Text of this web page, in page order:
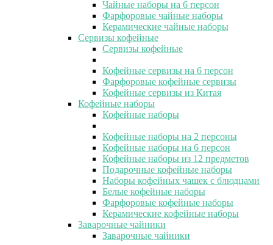
Чайные наборы на 6 персон
Фарфоровые чайные наборы
Керамические чайные наборы
Сервизы кофейные
Сервизы кофейные
Кофейные сервизы на 6 персон
Фарфоровые кофейные сервизы
Кофейные сервизы из Китая
Кофейные наборы
Кофейные наборы
Кофейные наборы на 2 персоны
Кофейные наборы на 6 персон
Кофейные наборы из 12 предметов
Подарочные кофейные наборы
Наборы кофейных чашек с блюдцами
Белые кофейные наборы
Фарфоровые кофейные наборы
Керамические кофейные наборы
Заварочные чайники
Заварочные чайники